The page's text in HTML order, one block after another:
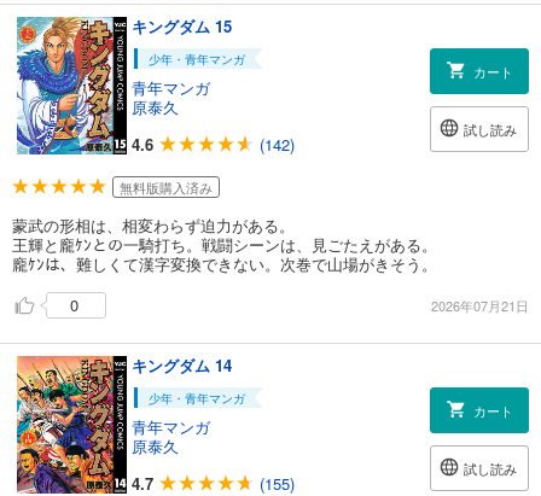
キングダム 15
少年・青年マンガ
青年マンガ
原泰久
4.6
(142)
カート
試し読み
無料版購入済み
蒙武の形相は、相変わらず迫力がある。
王輝と龐ｹﾝとの一騎打ち。戦闘シーンは、見ごたえがある。
龐ｹﾝは、難しくて漢字変換できない。次巻で山場がきそう。
0
2026年07月21日
キングダム 14
少年・青年マンガ
青年マンガ
原泰久
4.7
(155)
カート
試し読み